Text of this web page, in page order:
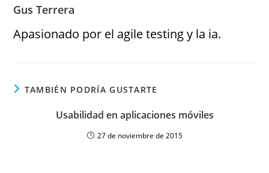
Gus Terrera
Apasionado por el agile testing y la ia.
TAMBIÉN PODRÍA GUSTARTE
Usabilidad en aplicaciones móviles
27 de noviembre de 2015